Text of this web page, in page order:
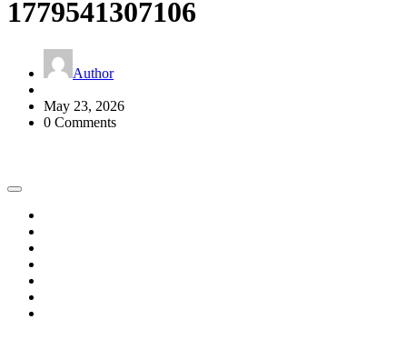
1779541307106
Author
May 23, 2026
0 Comments